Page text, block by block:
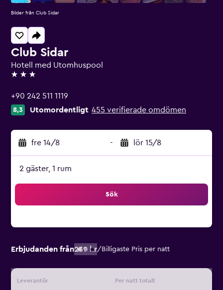
Club Sidar
Hotell med Utomhuspool
3 stjärnor
+90 242 511 1119
8,3 Utomordentligt 455 verifierade omdömen
fre 14/8 - lör 15/8
2 gäster, 1 rum
Sök
Erbjudanden från239 kr/ Billigaste Pris per natt
Leverantör Per natt totalt
Bilder från Club Sidar